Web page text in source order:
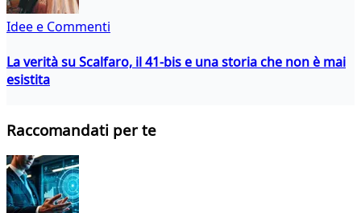
Idee e Commenti
La verità su Scalfaro, il 41-bis e una storia che non è mai
esistita
Raccomandati per te